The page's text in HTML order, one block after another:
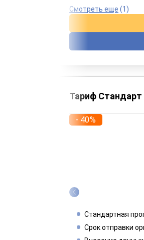
Смотреть еще (1)
Тариф Стандарт
- 40%
Стандартная
Срок отправки